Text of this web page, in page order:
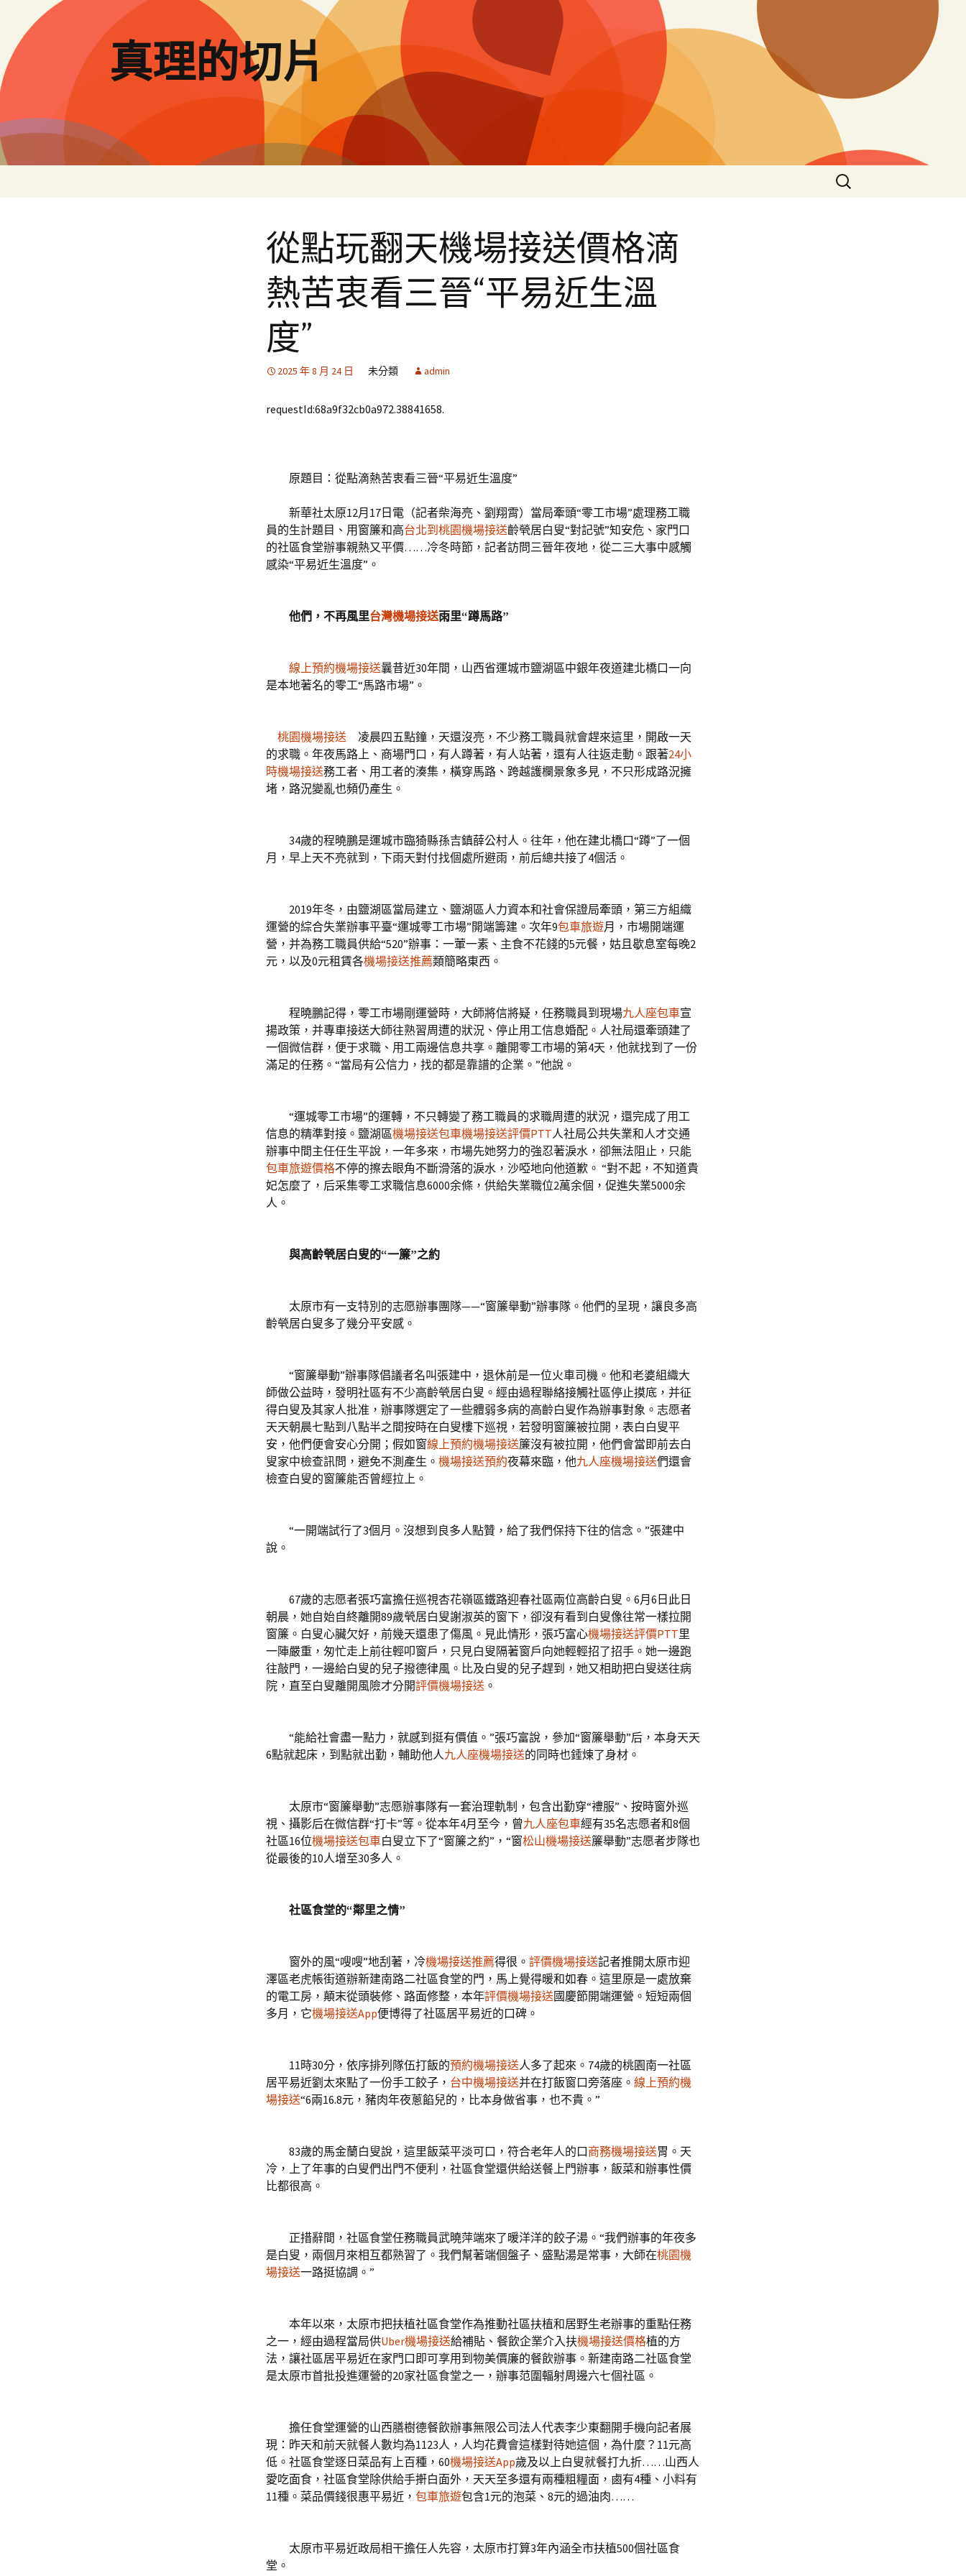
要
內
容
真理的切片
搜
尋
從點玩翻天機場接送價格滴
熱苦衷看三晉“平易近生溫
度”
2025 年 8 月 24 日 未分類 admin
requestId:68a9f32cb0a972.38841658.
原題目：從點滴熱苦衷看三晉“平易近生溫度”
新華社太原12月17日電（記者柴海亮、劉翔霄）當局牽頭“零工市場”處理務工職
員的生計題目、用窗簾和高台北到桃園機場接送齡煢居白叟“對記號”知安危、家門口
的社區食堂辦事親熱又平價……冷冬時節，記者訪問三晉年夜地，從二三大事中感觸
感染“平易近生溫度”。
他們，不再風里台灣機場接送雨里“蹲馬路”
線上預約機場接送曩昔近30年間，山西省運城市鹽湖區中銀年夜道建北橋口一向
是本地著名的零工“馬路市場”。
桃園機場接送 凌晨四五點鐘，天還沒亮，不少務工職員就會趕來這里，開啟一天
的求職。年夜馬路上、商場門口，有人蹲著，有人站著，還有人往返走動。跟著24小
時機場接送務工者、用工者的湊集，橫穿馬路、跨越護欄景象多見，不只形成路況擁
堵，路況變亂也頻仍產生。
34歲的程曉鵬是運城市臨猗縣孫吉鎮薛公村人。往年，他在建北橋口“蹲”了一個
月，早上天不亮就到，下雨天對付找個處所避雨，前后總共接了4個活。
2019年冬，由鹽湖區當局建立、鹽湖區人力資本和社會保證局牽頭，第三方組織
運營的綜合失業辦事平臺“運城零工市場”開端籌建。次年9包車旅遊月，市場開端運
營，并為務工職員供給“520”辦事：一葷一素、主食不花錢的5元餐，姑且歇息室每晚2
元，以及0元租賃各機場接送推薦類簡略東西。
程曉鵬記得，零工市場剛運營時，大師將信將疑，任務職員到現場九人座包車宣
揚政策，并專車接送大師往熟習周遭的狀況、停止用工信息婚配。人社局還牽頭建了
一個微信群，便于求職、用工兩邊信息共享。離開零工市場的第4天，他就找到了一份
滿足的任務。“當局有公信力，找的都是靠譜的企業。”他說。
“運城零工市場”的運轉，不只轉變了務工職員的求職周遭的狀況，還完成了用工
信息的精準對接。鹽湖區機場接送包車機場接送評價PTT人社局公共失業和人才交通
辦事中間主任任生平說，一年多來，市場先她努力的強忍著淚水，卻無法阻止，只能
包車旅遊價格不停的擦去眼角不斷滑落的淚水，沙啞地向他道歉。 “對不起，不知道貴
妃怎麼了，后采集零工求職信息6000余條，供給失業職位2萬余個，促進失業5000余
人。
與高齡煢居白叟的“一簾”之約
太原市有一支特別的志愿辦事團隊——“窗簾舉動”辦事隊。他們的呈現，讓良多高
齡煢居白叟多了幾分平安感。
“窗簾舉動”辦事隊倡議者名叫張建中，退休前是一位火車司機。他和老婆組織大
師做公益時，發明社區有不少高齡煢居白叟。經由過程聯絡接觸社區停止摸底，并征
得白叟及其家人批准，辦事隊選定了一些體弱多病的高齡白叟作為辦事對象。志愿者
天天朝晨七點到八點半之間按時在白叟樓下巡視，若發明窗簾被拉開，表白白叟平
安，他們便會安心分開；假如窗線上預約機場接送簾沒有被拉開，他們會當即前去白
叟家中檢查訊問，避免不測產生。 機場接送預約夜幕來臨，他九人座機場接送們還會
檢查白叟的窗簾能否曾經拉上。
“一開端試行了3個月。沒想到良多人點贊，給了我們保持下往的信念。”張建中
說。
67歲的志愿者張巧富擔任巡視杏花嶺區鐵路迎春社區兩位高齡白叟。6月6日此日
朝晨，她自始自終離開89歲煢居白叟謝淑英的窗下，卻沒有看到白叟像往常一樣拉開
窗簾。白叟心臟欠好，前幾天還患了傷風。見此情形，張巧富心機場接送評價PTT里
一陣嚴重，匆忙走上前往輕叩窗戶，只見白叟隔著窗戶向她輕輕招了招手。她一邊跑
往敲門，一邊給白叟的兒子撥德律風。比及白叟的兒子趕到，她又相助把白叟送往病
院，直至白叟離開風險才分開評價機場接送 。
“能給社會盡一點力，就感到挺有價值。”張巧富說，參加“窗簾舉動”后，本身天天
6點就起床，到點就出勤，輔助他人九人座機場接送的同時也錘煉了身材。
太原市“窗簾舉動”志愿辦事隊有一套治理軌制，包含出勤穿“禮服”、按時窗外巡
視、攝影后在微信群“打卡”等。從本年4月至今，曾九人座包車經有35名志愿者和8個
社區16位機場接送包車白叟立下了“窗簾之約”，“窗松山機場接送簾舉動”志愿者步隊也
從最後的10人增至30多人。
社區食堂的“鄰里之情”
窗外的風“嗖嗖”地刮著，冷機場接送推薦得很。 評價機場接送記者推開太原市迎
澤區老虎帳街道辦新建南路二社區食堂的門，馬上覺得暖和如春。這里原是一處放棄
的電工房，顛末從頭裝修、路面修整，本年評價機場接送國慶節開端運營。短短兩個
多月，它機場接送App便博得了社區居平易近的口碑。
11時30分，依序排列隊伍打飯的預約機場接送人多了起來。74歲的桃園南一社區
居平易近劉太來點了一份手工餃子， 台中機場接送并在打飯窗口旁落座。 線上預約機
場接送“6兩16.8元，豬肉年夜蔥餡兒的，比本身做省事，也不貴。”
83歲的馬金蘭白叟說，這里飯菜平淡可口，符合老年人的口商務機場接送胃。天
冷，上了年事的白叟們出門不便利，社區食堂還供給送餐上門辦事，飯菜和辦事性價
比都很高。
正措辭間，社區食堂任務職員武曉萍端來了暖洋洋的餃子湯。“我們辦事的年夜多
是白叟，兩個月來相互都熟習了。我們幫著端個盤子、盛點湯是常事，大師在桃園機
場接送一路挺協調。”
本年以來，太原市把扶植社區食堂作為推動社區扶植和居野生老辦事的重點任務
之一，經由過程當局供Uber機場接送給補貼、餐飲企業介入扶機場接送價格植的方
法，讓社區居平易近在家門口即可享用到物美價廉的餐飲辦事。新建南路二社區食堂
是太原市首批投進運營的20家社區食堂之一，辦事范圍輻射周邊六七個社區。
擔任食堂運營的山西膳樹德餐飲辦事無限公司法人代表李少東翻開手機向記者展
現：昨天和前天就餐人數均為1123人，人均花費會這樣對待她這個，為什麼？11元高
低。社區食堂逐日菜品有上百種，60機場接送App歲及以上白叟就餐打九折……山西人
愛吃面食，社區食堂除供給手搟白面外，天天至多還有兩種粗糧面，鹵有4種、小料有
11種。菜品價錢很惠平易近， 包車旅遊包含1元的泡菜、8元的過油肉……
太原市平易近政局相干擔任人先容，太原市打算3年內涵全市扶植500個社區食
堂。